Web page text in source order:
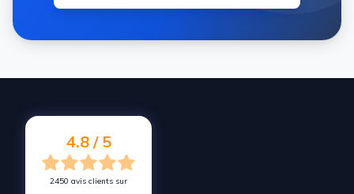
4.8 / 5
2450 avis clients sur